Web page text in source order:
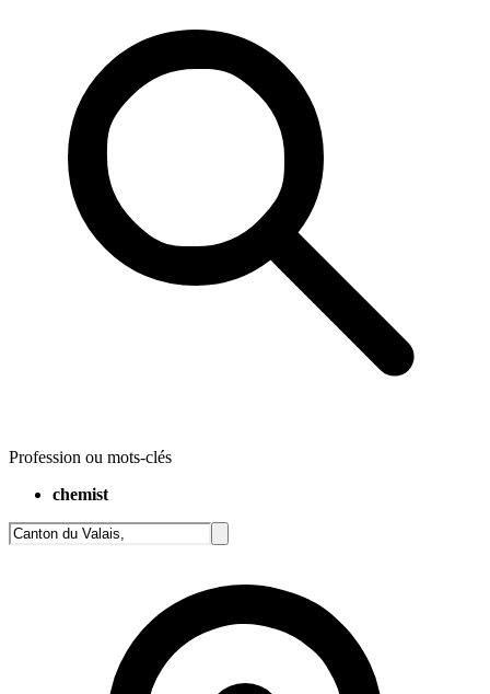
Profession ou mots-clés
chemist